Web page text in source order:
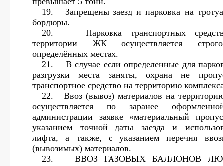
19.
Запрещены заезд и парковка на
бордюры.
20.
Парковка транспортных
территории ЖК осуществляется
определённых местах.
21.
В случае если определенные для
разгрузки места заняты, охрана не
транспортное средство на территорию
22.
Ввоз (вывоз) материалов на
осуществляется по заранее
администрации заявке «материальный
указанием точной даты заезда и
лифта, а также, с указанием перечня
(вывозимых) материалов.
23.
ВВОЗ ГАЗОВЫХ БАЛЛОНОВ